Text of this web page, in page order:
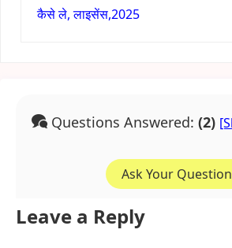
कैसे ले, लाइसेंस,2025
Questions Answered: (2)
Ask Your Question
Leave a Reply